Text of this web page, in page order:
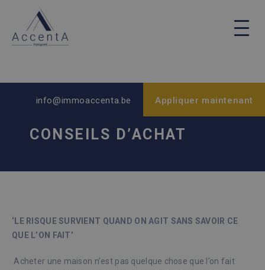
info@immoaccenta.be Appliquer maintenant
CONSEILS D’ACHAT
‘LE RISQUE SURVIENT QUAND ON AGIT SANS SAVOIR CE
QUE L’ON FAIT’
Acheter une maison n’est pas quelque chose que l’on fait